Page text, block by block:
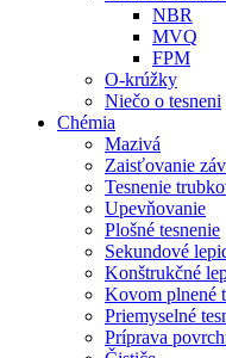
NBR
MVQ
FPM
O-krúžky
Niečo o tesneni
Chémia
Mazivá
Zaisťovanie
Tesnenie
Upevňovanie
Plošné tesnenie
Sekundové
Konštrukčné
Kovom plnené
Priemyselné
Príprava